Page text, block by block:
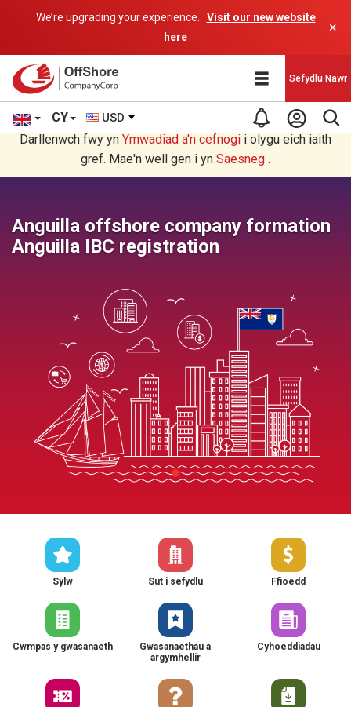
We’re upgrading your experience.
Visit our new website
here
×
CY USD
Sefydlu Nawr
Rydych chi'n darllen yn Welsh cyfieithu gan raglen AI.
Darllenwch fwy yn Ymwadiad a'n cefnogi i olygu eich iaith
gref. Mae'n well gen i yn Saesneg .
Anguilla offshore company formation
Anguilla IBC registration
Sylw Sut i sefydlu Ffioedd
Cwmpas y gwasanaeth
Gwasanaethau a
argymhellir
Cyhoeddiadau